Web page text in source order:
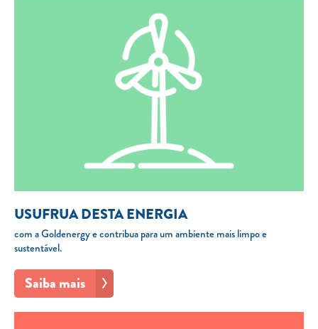
USUFRUA DESTA ENERGIA
com a Goldenergy e contribua para um ambiente mais limpo e
sustentável.
Saiba mais